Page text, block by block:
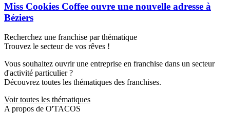
Miss Cookies Coffee ouvre une nouvelle adresse à
Béziers
Recherchez une franchise par thématique
Trouvez le secteur de vos rêves !
Vous souhaitez ouvrir une entreprise en franchise dans un secteur
d'activité particulier ?
Découvrez toutes les thématiques des franchises.
Voir toutes les thématiques
A propos de O'TACOS